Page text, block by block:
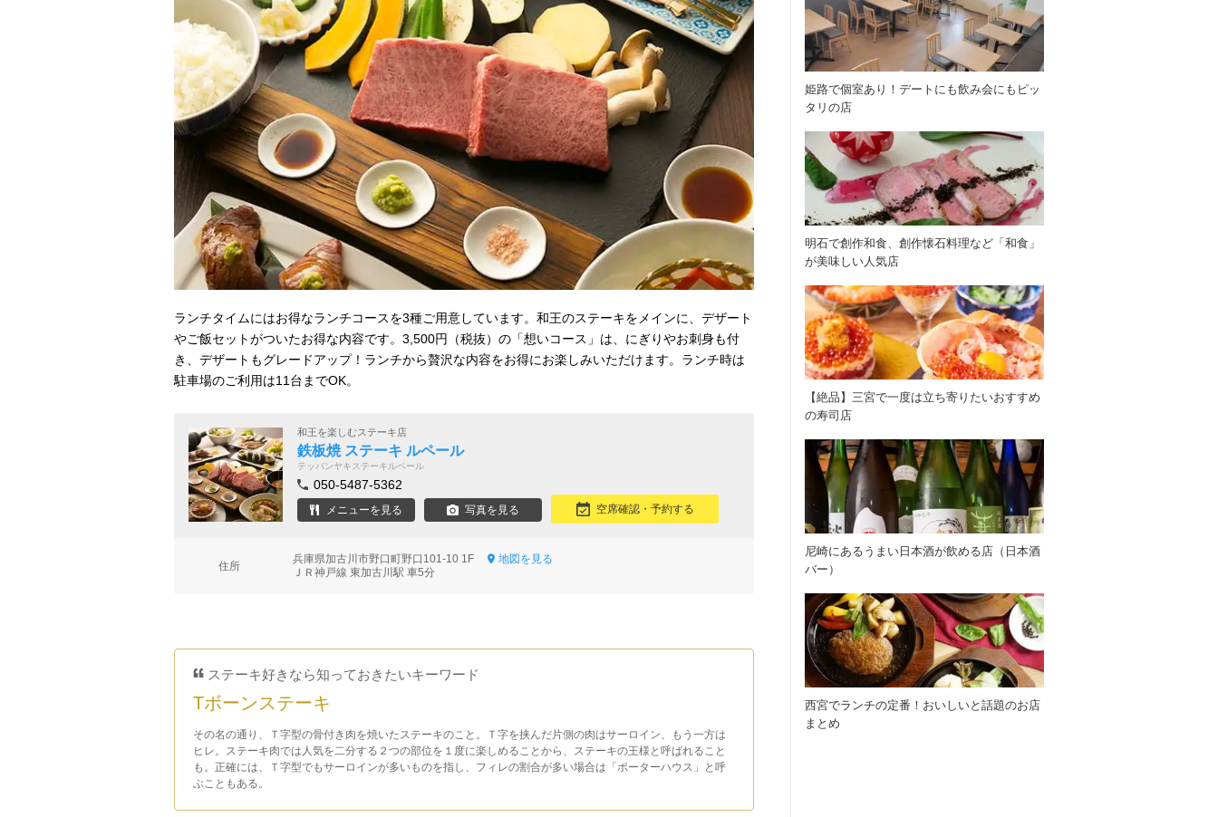
ランチタイムにはお得なランチコースを3種ご用意しています。和王のステーキをメインに、デザート
やご飯セットがついたお得な内容です。3,500円（税抜）の「想いコース」は、にぎりやお刺身も付
き、デザートもグレードアップ！ランチから贅沢な内容をお得にお楽しみいただけます。ランチ時は
駐車場のご利用は11台までOK。
和王を楽しむステーキ店
鉄板焼 ステーキ ルペール
テッパンヤキステーキルペール
050-5487-5362
メニューを見る 写真を見る 空席確認・予約する
住所
兵庫県加古川市野口町野口101-10 1F
地図を見る
ＪＲ神戸線 東加古川駅 車5分
ステーキ好きなら知っておきたいキーワード
Tボーンステーキ
その名の通り、Ｔ字型の骨付き肉を焼いたステーキのこと。Ｔ字を挟んだ片側の肉はサーロイン、もう一方は
ヒレ。ステーキ肉では人気を二分する２つの部位を１度に楽しめることから、ステーキの王様と呼ばれること
も。正確には、Ｔ字型でもサーロインが多いものを指し、フィレの割合が多い場合は「ポーターハウス」と呼
ぶこともある。
姫路で個室あり！デートにも飲み会にもピッ
タリの店
明石で創作和食、創作懐石料理など「和食」
が美味しい人気店
【絶品】三宮で一度は立ち寄りたいおすすめ
の寿司店
尼崎にあるうまい日本酒が飲める店（日本酒
バー）
西宮でランチの定番！おいしいと話題のお店
まとめ